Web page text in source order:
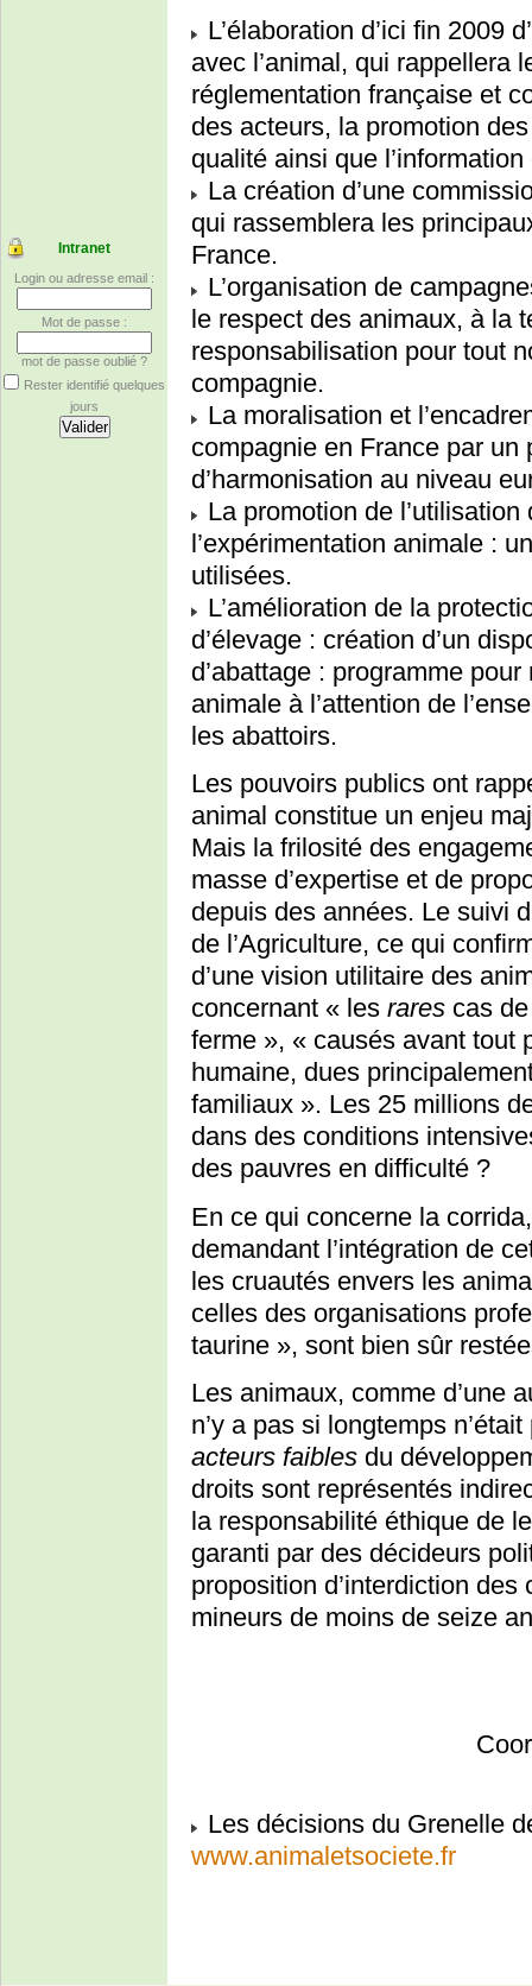
Intranet
Login ou adresse email :
Mot de passe :
mot de passe oublié ?
Rester identifié quelques
jours
L’élaboration d’ici fin 2009
avec l’animal, qui rappellera
réglementation française et
des acteurs, la promotion
qualité ainsi que
La création d’une
qui rassemblera les
France.
L’organisation de
le respect des animaux, à la
responsabilisation pour tout
compagnie.
La moralisation et
compagnie en France par
d’harmonisation au niveau
La promotion de
l’expérimentation animale :
utilisées.
L’amélioration de la
d’élevage : création d’un
d’abattage : programme
animale à l’attention de
les abattoirs.
Les pouvoirs publics ont
animal constitue un enjeu
Mais la frilosité des
masse d’expertise et de
depuis des années. Le suivi
de l’Agriculture, ce qui
d’une vision utilitaire des
concernant « les rares cas
ferme », « causés avant tout
humaine, dues
familiaux ». Les 25 millions
dans des conditions
des pauvres en difficulté ?
En ce qui concerne la
demandant l’intégration de
les cruautés envers les
celles des organisations
taurine », sont bien sûr
Les animaux, comme d’une
n’y a pas si longtemps
acteurs faibles du
droits sont représentés
la responsabilité éthique de
garanti par des décideurs
proposition d’interdiction
mineurs de moins de seize
Les décisions du Grenelle
www.animaletsociete.fr